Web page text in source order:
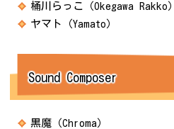
桶川らっこ（Okegawa Rakko）
ヤマト（Yamato）
Sound Composer
黒魔（Chroma）